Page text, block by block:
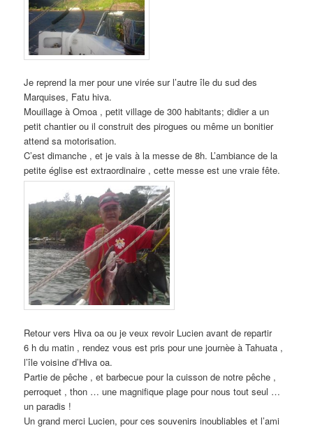
Je reprend la mer pour une virée sur l’autre île du sud des
Marquises, Fatu hiva.
Mouillage à Omoa , petit village de 300 habitants; didier a un
petit chantier ou il construit des pirogues ou même un bonitier
attend sa motorisation.
C’est dimanche , et je vais à la messe de 8h. L’ambiance de la
petite église est extraordinaire , cette messe est une vraie fête.
Retour vers Hiva oa ou je veux revoir Lucien avant de repartir
6 h du matin , rendez vous est pris pour une journèe à Tahuata ,
l’île voisine d’Hiva oa.
Partie de pêche , et barbecue pour la cuisson de notre pêche ,
perroquet , thon … une magnifique plage pour nous tout seul …
un paradis !
Un grand merci Lucien, pour ces souvenirs inoubliables et l’ami